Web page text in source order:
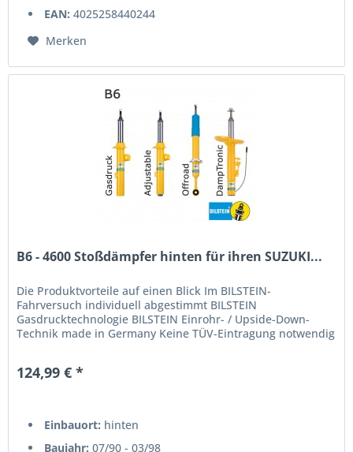
EAN: 4025258440244
Merken
B6 - 4600 Stoßdämpfer hinten für ihren SUZUKI...
Die Produktvorteile auf einen Blick Im BILSTEIN-
Fahrversuch individuell abgestimmt BILSTEIN
Gasdrucktechnologie BILSTEIN Einrohr- / Upside-Down-
Technik made in Germany Keine TÜV-Eintragung notwendig
124,99 € *
Einbauort: hinten
Baujahr: 07/90 - 03/98